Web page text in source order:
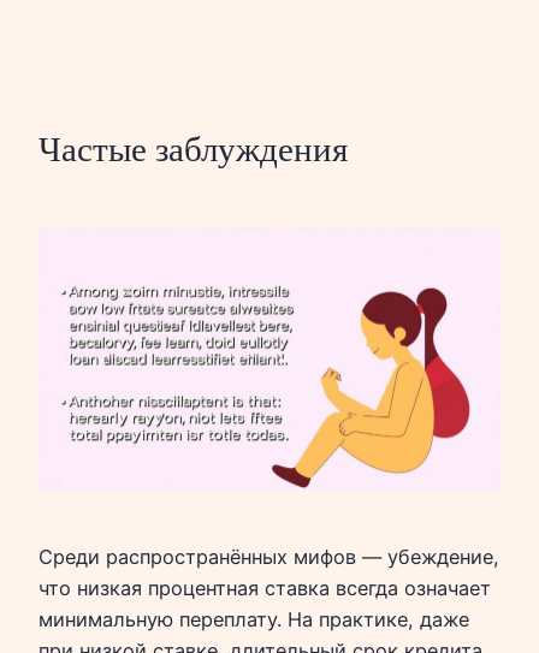
Частые заблуждения
Среди распространённых мифов — убеждение,
что низкая процентная ставка всегда означает
минимальную переплату. На практике, даже